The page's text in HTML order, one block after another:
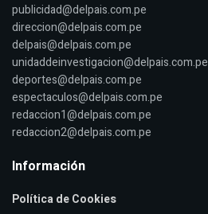
publicidad@delpais.com.pe
direccion@delpais.com.pe
delpais@delpais.com.pe
unidaddeinvestigacion@delpais.com.pe
deportes@delpais.com.pe
espectaculos@delpais.com.pe
redaccion1@delpais.com.pe
redaccion2@delpais.com.pe
Información
Política de Cookies